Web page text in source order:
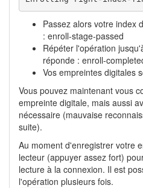
Passez alors votre index
: enroll-stage-passed
Répéter l'opération
réponde : enroll-
Vos empreintes digitales
Vous pouvez maintenant vous
empreinte digitale, mais aussi
nécessaire (mauvaise
suite).
Au moment d'enregistrer votre
lecteur (appuyer assez fort)
lecture à la connexion. Il est
l'opération plusieurs fois.